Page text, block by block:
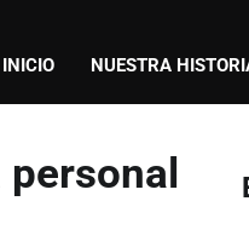
INICIO NUESTRA
personal